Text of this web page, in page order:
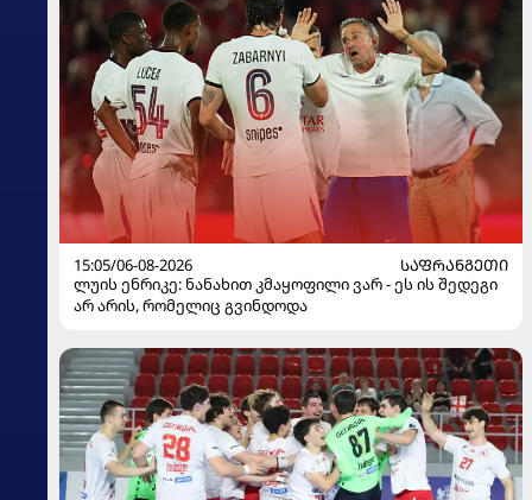
15:05/06-08-2026
ᲡᲐᲤᲠᲐᲜᲒᲔᲗᲘ
ლუის ენრიკე: ნანახით კმაყოფილი ვარ - ეს ის შედეგი
არ არის, რომელიც გვინდოდა